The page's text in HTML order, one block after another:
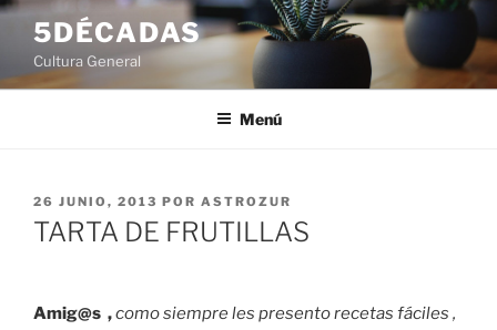
Saltar
contenido
5DÉCADAS
Cultura General
Menú
PUBLICADO
EL
26 JUNIO, 2013 POR ASTROZUR
TARTA DE FRUTILLAS
Amig@s ,como siempre les presento recetas fáciles ,